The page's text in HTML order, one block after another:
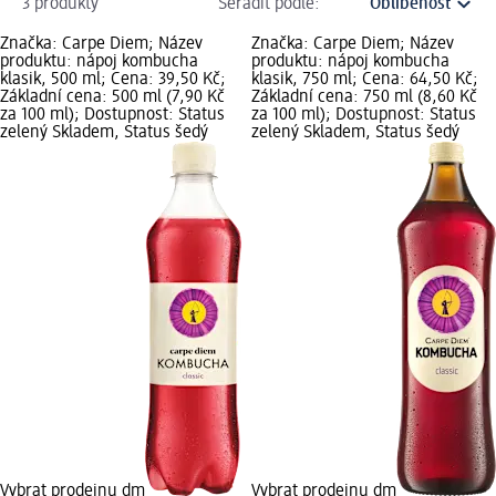
3 produkty Seřadit podle:
Značka: Carpe Diem; Název
produktu: nápoj kombucha
klasik, 500 ml; Cena: 39,50 Kč;
Základní cena: 500 ml (7,90 Kč
za 100 ml); Dostupnost: Status
zelený Skladem, Status šedý
Vybrat prodejnu dm
Značka: Carpe Diem; Název
produktu: nápoj kombucha
klasik, 750 ml; Cena: 64,50 Kč;
Základní cena: 750 ml (8,60 Kč
za 100 ml); Dostupnost: Status
zelený Skladem, Status šedý
Vybrat prodejnu dm